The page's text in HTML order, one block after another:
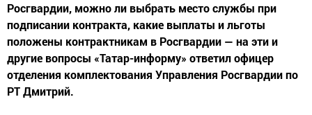
Росгвардии, можно ли выбрать место службы при
подписании контракта, какие выплаты и льготы
положены контрактникам в Росгвардии — на эти и
другие вопросы «Татар-информу» ответил офицер
отделения комплектования Управления Росгвардии по
РТ Дмитрий.